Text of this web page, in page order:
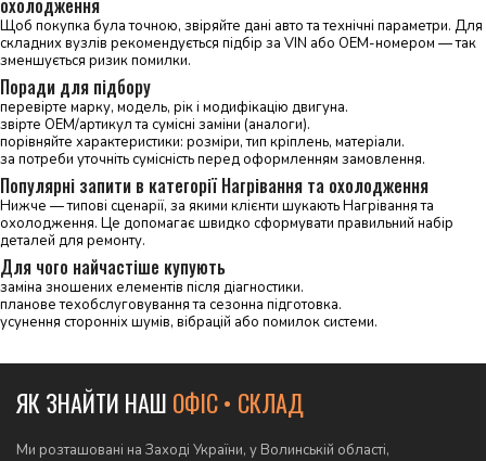
охолодження
Щоб покупка була точною, звіряйте дані авто та технічні параметри. Для
складних вузлів рекомендується підбір за VIN або OEM-номером — так
зменшується ризик помилки.
Поради для підбору
перевірте марку, модель, рік і модифікацію двигуна.
звірте OEM/артикул та сумісні заміни (аналоги).
порівняйте характеристики: розміри, тип кріплень, матеріали.
за потреби уточніть сумісність перед оформленням замовлення.
Популярні запити в категорії Нагрівання та охолодження
Нижче — типові сценарії, за якими клієнти шукають Нагрівання та
охолодження. Це допомагає швидко сформувати правильний набір
деталей для ремонту.
Для чого найчастіше купують
заміна зношених елементів після діагностики.
планове техобслуговування та сезонна підготовка.
усунення сторонніх шумів, вібрацій або помилок системи.
ЯК ЗНАЙТИ НАШ ОФІС • СКЛАД
Ми розташовані на Заході України, у Волинській області,